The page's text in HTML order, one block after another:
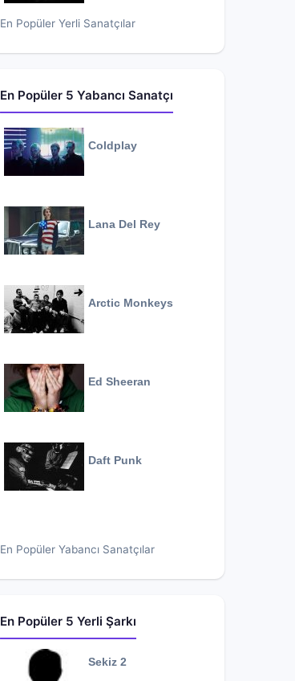
En Popüler Yerli Sanatçılar
En Popüler 5 Yabancı Sanatçı
Coldplay
Lana Del Rey
Arctic Monkeys
Ed Sheeran
Daft Punk
En Popüler Yabancı Sanatçılar
En Popüler 5 Yerli Şarkı
Sekiz 2